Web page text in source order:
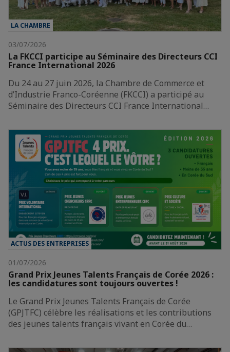
LA CHAMBRE
03/07/2026
La FKCCI participe au Séminaire des Directeurs CCI
France International 2026
Du 24 au 27 juin 2026, la Chambre de Commerce et
d’Industrie Franco-Coréenne (FKCCI) a participé au
Séminaire des Directeurs CCI France International…
ACTUS DES ENTREPRISES
01/07/2026
Grand Prix Jeunes Talents Français de Corée 2026 :
les candidatures sont toujours ouvertes !
Le Grand Prix Jeunes Talents Français de Corée
(GPJTFC) célèbre les réalisations et les contributions
des jeunes talents français vivant en Corée du…